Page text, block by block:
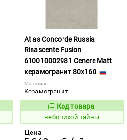
Atlas Concorde Russia
Rinascente Fusion
610010002981 Cenere Matt
керамогранит 80x160
Материал:
Керамогранит
1122101
Код товара:
небо тихой тайны
Цена